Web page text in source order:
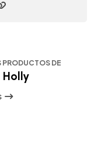
PRODUCTOS DE